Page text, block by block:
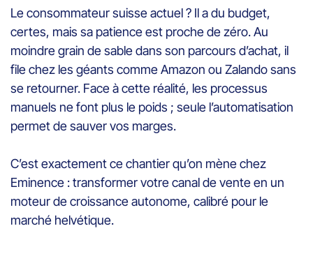
Le consommateur suisse actuel ? Il a du budget,
certes, mais sa patience est proche de zéro. Au
moindre grain de sable dans son parcours d’achat, il
file chez les géants comme Amazon ou Zalando sans
se retourner. Face à cette réalité, les processus
manuels ne font plus le poids ; seule l’automatisation
permet de sauver vos marges.
C’est exactement ce chantier qu’on mène chez
Eminence : transformer votre canal de vente en un
moteur de croissance autonome, calibré pour le
marché helvétique.